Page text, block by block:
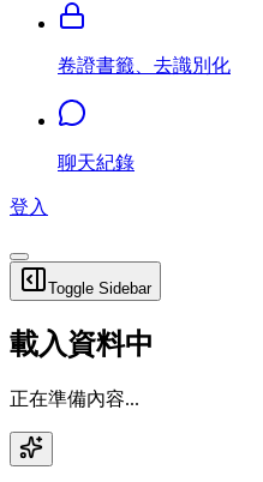
卷證書籤、去識別化
聊天紀錄
登入
Toggle Sidebar
載入資料中
正在準備內容...